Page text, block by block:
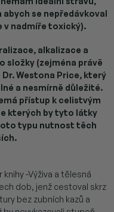
se nepředávkoval
v nadmíře toxický).
alkalizace a
složky (zejména právě
Dr. Westona Price, který
a nesmírně důležité.
přístup k celistvým
kterých by tyto látky
typu nutnost těch
-Výživa a tělesná
dob, jenž cestoval skrz
bez zubních kazů a